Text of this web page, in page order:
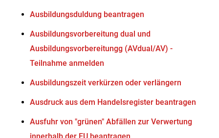
Ausbildungsduldung beantragen
Ausbildungsvorbereitung dual und
Ausbildungsvorbereitungg (AVdual/AV) -
Teilnahme anmelden
Ausbildungszeit verkürzen oder verlängern
Ausdruck aus dem Handelsregister beantragen
Ausfuhr von "grünen" Abfällen zur Verwertung